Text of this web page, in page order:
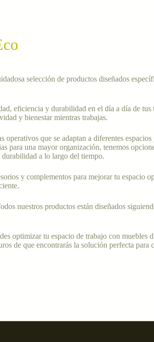
selección de productos diseñados
eficiencia y durabilidad en el día a día de
y bienestar mientras trabajas.
operativos que se adaptan a diferentes
para una mayor organización, tenemos
durabilidad a lo largo del tiempo.
y complementos para mejorar tu espacio
nuestros productos están diseñados
optimizar tu espacio de trabajo con muebles
de que encontrarás la solución perfecta